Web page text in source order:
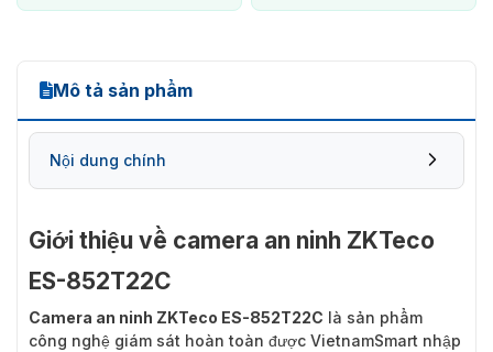
Mô tả sản phẩm
Nội dung chính
Giới thiệu về camera an ninh ZKTeco
ES-852T22C
Camera an ninh ZKTeco ES-852T22C là sản phẩm
công nghệ giám sát hoàn toàn được VietnamSmart nhập